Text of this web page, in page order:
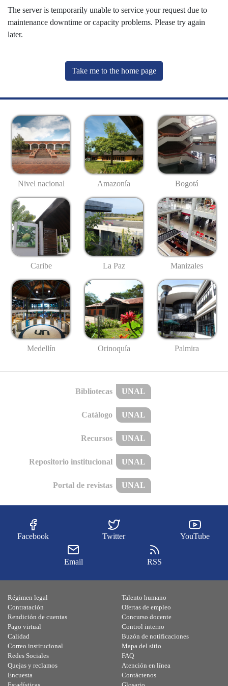
The server is temporarily unable to service your request due to
maintenance downtime or capacity problems. Please try again
later.
Take me to the home page
Nivel nacional Amazonía Bogotá
Caribe La Paz Manizales
Medellín Orinoquía Palmira
Bibliotecas UNAL
Catálogo UNAL
Recursos UNAL
Repositorio institucional UNAL
Portal de revistas UNAL
Facebook Twitter YouTube
Email RSS
Régimen legal
Contratación
Rendición de cuentas
Pago virtual
Calidad
Talento humano
Ofertas de empleo
Concurso docente
Control interno
Buzón de notificaciones
Correo institucional
Redes Sociales
Quejas y reclamos
Encuesta
Mapa del sitio
FAQ
Atención en línea
Contáctenos